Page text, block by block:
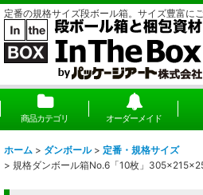
定番の規格サイズ段ボール箱。サイズ豊富に
商品カテゴリ オーダーメイド
ホーム > ダンボール > 定番・規格サイズ
> 規格ダンボール箱No.6「10枚」